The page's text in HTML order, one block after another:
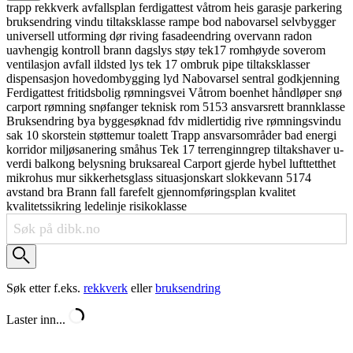
trapp rekkverk avfallsplan ferdigattest våtrom heis garasje parkering
bruksendring vindu tiltaksklasse rampe bod nabovarsel selvbygger
universell utforming dørriving fasadeendring overvann radon
uavhengig kontroll brann dagslys støy tek17 romhøyde soverom
ventilasjon avfall ildsted lys tek 17 ombruk pipe tiltaksklasser
dispensasjon hovedombygging lyd Nabovarsel sentral godkjenning
Ferdigattest fritidsbolig rømningsvei Våtrom boenhet håndløpersnø
carport rømning snøfangerteknisk rom 5153 ansvarsrett brannklasse
Bruksendring bya byggesøknad fdv midlertidig rive rømningsvindu
sak 10 skorstein støttemurtoalett Trapp ansvarsområderbad energi
korridormiljøsanering småhus Tek 17 terrenginngrep tiltakshaveru-
verdi balkong belysning bruksareal Carport gjerde hybel lufttetthet
mikrohus mursikkerhetsglass situasjonskart slokkevann 5174
avstand bra Brann fall farefelt gjennomføringsplan kvalitet
kvalitetssikring ledelinje risikoklasse
Søk etter f.eks. rekkverk ellerbruksendring
Laster inn...